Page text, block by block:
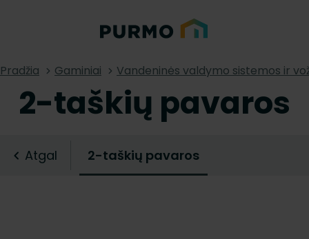
Pradžia Gaminiai Vandeninės valdymo sistemos ir
2-taškių pavaros
Atgal 2-taškių pavaros